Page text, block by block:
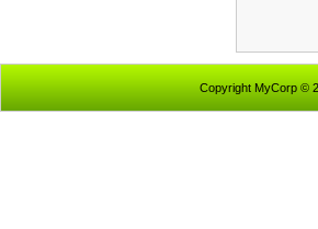
Copyright MyCorp ©